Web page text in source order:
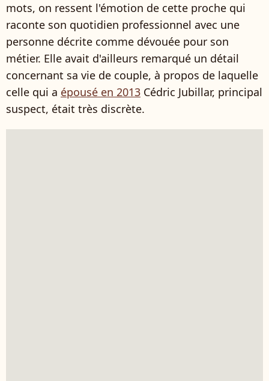
mots, on ressent l'émotion de cette proche qui
raconte son quotidien professionnel avec une
personne décrite comme dévouée pour son
métier. Elle avait d'ailleurs remarqué un détail
concernant sa vie de couple, à propos de laquelle
celle qui a épousé en 2013 Cédric Jubillar, principal
suspect, était très discrète.